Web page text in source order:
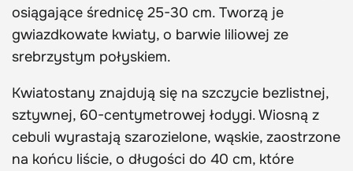
osiągające średnicę 25-30 cm. Tworzą je
gwiazdkowate kwiaty, o barwie liliowej ze
srebrzystym połyskiem.
Kwiatostany znajdują się na szczycie bezlistnej,
sztywnej, 60-centymetrowej łodygi. Wiosną z
cebuli wyrastają szarozielone, wąskie, zaostrzone
na końcu liście, o długości do 40 cm, które